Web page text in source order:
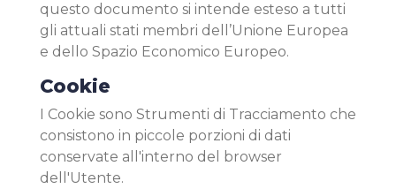
questo documento si intende esteso a tutti
gli attuali stati membri dell’Unione Europea
e dello Spazio Economico Europeo.
Cookie
I Cookie sono Strumenti di Tracciamento che
consistono in piccole porzioni di dati
conservate all'interno del browser
dell'Utente.